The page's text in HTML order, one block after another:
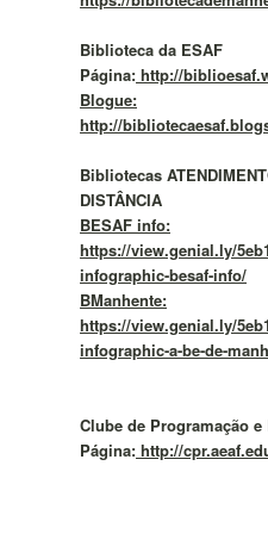
Biblioteca da ESAF
Página: http://
Blogue:
http://
Bibliotecas
DISTÂNCIA
BESAF info:
https://view.genial.ly/
infographic-besaf-info/
BManhente:
https://view.genial.ly/
infographic-a-be-de-
Clube de Programação e
Página: http://